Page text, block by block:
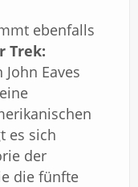
ebenfalls
Trek:
Eaves
es sich
der
die fünfte